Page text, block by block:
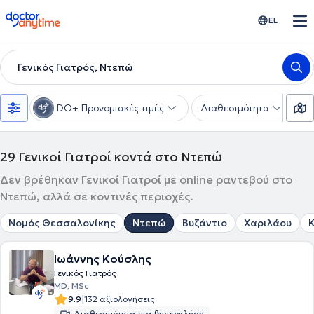
doctoranytime EL
Γενικός Γιατρός, Ντεπώ
DO+ Προνομιακές τιμές Διαθεσιμότητα
29 Γενικοί Γιατροί κοντά στο Ντεπώ
Δεν βρέθηκαν Γενικοί Γιατροί με online ραντεβού στο
Ντεπώ, αλλά σε κοντινές περιοχές.
Νομός Θεσσαλονίκης Ντεπώ Βυζάντιο Χαριλάου
Ιωάννης Κούσλης
Γενικός Γιατρός
MD, MSc
9.9|132 αξιολογήσεις